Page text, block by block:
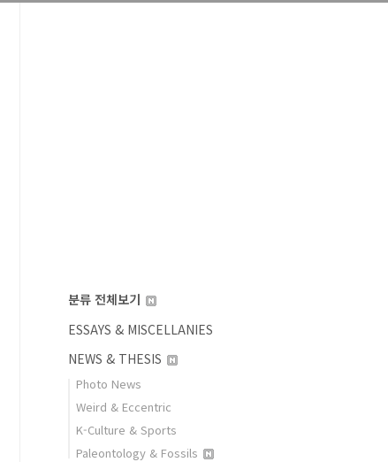
분류 전체보기
ESSAYS & MISCELLANIES
NEWS & THESIS
Photo News
Weird & Eccentric
K-Culture & Sports
Paleontology & Fossils